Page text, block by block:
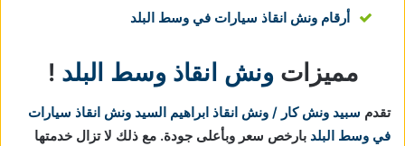
أرقام ونش انقاذ سيارات في وسط البلد
مميزات ونش انقاذ وسط البلد !
تقدم سبيد ونش كار / ونش انقاذ ابراهيم السيد ونش انقاذ سيارات
في وسط البلد بارخص سعر وبأعلى جودة. مع ذلك لا تزال خدمتها